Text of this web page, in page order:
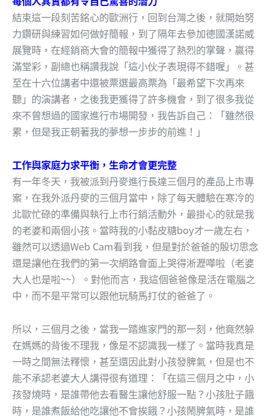
結束這一段刻苦銘心的歐洲行，回到台灣之後，就開始努
力鑽研與練習如何做好簡報，到了隔年去參加德國漢諾威
展覽時，在經銷商大會的簡報中獲得了熱烈的掌聲，贏得
滿堂彩，副總也稱讚我說「這小伙子表現得不錯喔」。甚
至在十六位講者中還被票選最高票為「最希望下次再來
聽」的演講者，之後我更獲得了許多機會，到了很多我從
來不曾想過的國家進行市場開發，我告訴自己：「雖然很
累，但是我正朝著我的夢想一步步的前進！」
工作與家庭力求平衡，生命才會更完整
有一年冬天，我被派到丹麥進行長達三個月的產品上市專
案，在我外派丹麥的三個月當中，除了每天體驗在寒冷的
北歐忙碌的準備與執行上市行銷活動外，最掛心的就是我
的老婆和兩個小孩。當時我的小黏皮糖boy才一歲左右，
雖然可以透過Web Cam看到我，但是對於爸爸的殷切思念
還是讓他在我們的第一次網路會面上哭得淅瀝嘩啦（老婆
大人也是啦~~）。對他而言，我這個爸爸像是活在電腦之
中，而不是平常可以跟他玩騎馬打仗的爸爸了。
所以，三個月之後，當我一踏進家門的那一刻，他竟然躲
在媽媽的背後不理我，像是不認識我一樣了。當時我真是
一時之間無法釋懷，甚至還因此對小孩發脾氣，但是也不
能不承認老婆大人講得很有道理：「在這三個月之中，小
孩發燒時，是誰帶他去看醫生讓他舒服一點？小孩肚子餓
時，是誰煮飯給他吃讓他不會挨餓？小孩鬧脾氣時，是誰